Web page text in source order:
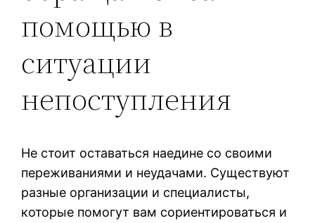
помощью в
ситуации
непоступления
Не стоит оставаться наедине со своими
переживаниями и неудачами. Существуют
разные организации и специалисты,
которые помогут вам сориентироваться и